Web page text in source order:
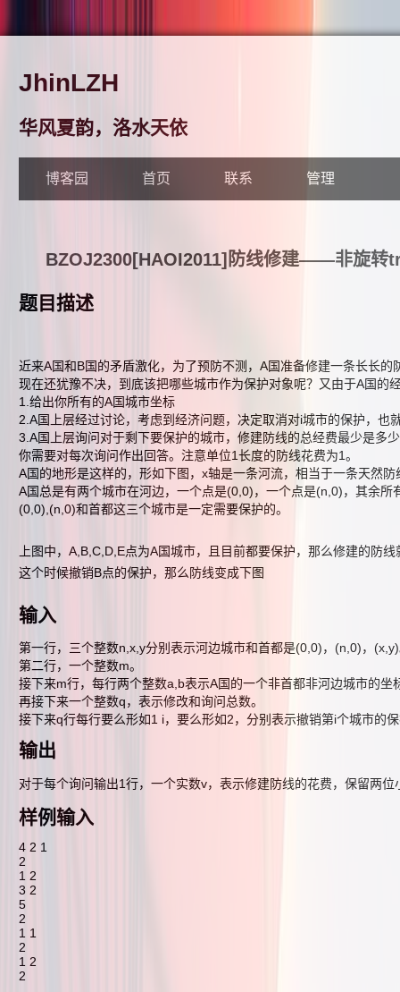
JhinLZH
华风夏韵，洛水天依
博客园 首页 联系 管理
BZOJ2300[HAOI2011]防线修建——非旋转
题目描述
近来A国和B国的矛盾激化，为了预防不测，A国准备修建一条长长
现在还犹豫不决，到底该把哪些城市作为保护对象呢？又由于A国的
1.给出你所有的A国城市坐标
2.A国上层经过讨论，考虑到经济问题，决定取消对i城市的保护，也
3.A国上层询问对于剩下要保护的城市，修建防线的总经费最少是多少
你需要对每次询问作出回答。注意单位1长度的防线花费为1。
A国的地形是这样的，形如下图，x轴是一条河流，相当于一条天然
A国总是有两个城市在河边，一个点是(0,0)，一个点是(n,0)，其余
(0,0),(n,0)和首都这三个城市是一定需要保护的。
上图中，A,B,C,D,E点为A国城市，且目前都要保护，那么修建的防
这个时候撤销B点的保护，那么防线变成下图
输入
第一行，三个整数n,x,y分别表示河边城市和首都是(0,0)，(n,0)，
第二行，一个整数m。
接下来m行，每行两个整数a,b表示A国的一个非首都非河边城市的坐
再接下来一个整数q，表示修改和询问总数。
接下来q行每行要么形如1 i，要么形如2，分别表示撤销第i个城市的
输出
对于每个询问输出1行，一个实数v，表示修建防线的花费，保留两位
样例输入
4 2 1
2
1 2
3 2
5
2
1 1
2
1 2
2